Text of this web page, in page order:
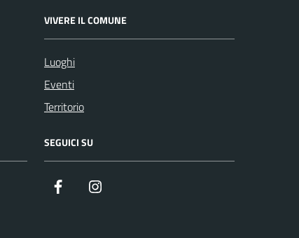
VIVERE IL COMUNE
Luoghi
Eventi
Territorio
SEGUICI SU
Facebook